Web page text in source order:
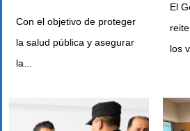
Con el objetivo de proteger
la salud pública y asegurar
la...
El
los